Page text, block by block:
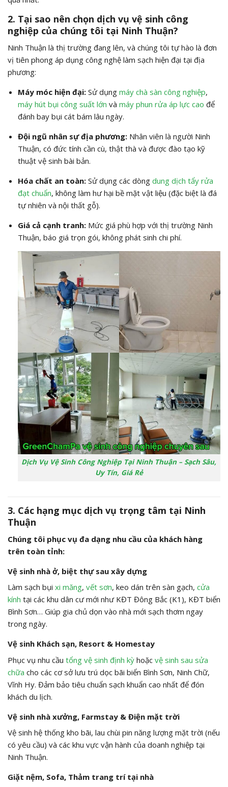
2. Tại sao nên chọn dịch vụ vệ sinh công
nghiệp của chúng tôi tại Ninh Thuận?
Ninh Thuận là thị trường đang lên, và chúng tôi tự hào là đơn
vị tiên phong áp dụng công nghệ làm sạch hiện đại tại địa
phương:
Máy móc hiện đại:Sử dụng máy chà sàn công nghiệp,
máy hút bụi công suất lớn và máy phun rửa áp lực cao để
đánh bay bụi cát bám lâu ngày.
Đội ngũ nhân sự địa phương:Nhân viên là người Ninh
Thuận, có đức tính cần cù, thật thà và được đào tạo kỹ
thuật vệ sinh bài bản.
Hóa chất an toàn:Sử dụng các dòng dung dịch tẩy rửa
đạt chuẩn, không làm hư hại bề mặt vật liệu (đặc biệt là đá
tự nhiên và nội thất gỗ).
Giá cả cạnh tranh:Mức giá phù hợp với thị trường Ninh
Thuận, báo giá trọn gói, không phát sinh chi phí.
Dịch Vụ Vệ Sinh Công Nghiệp Tại Ninh Thuận – Sạch Sâu,
Uy Tín, Giá Rẻ
3. Các hạng mục dịch vụ trọng tâm tại Ninh
Thuận
Chúng tôi phục vụ đa dạng nhu cầu của khách hàng
trên toàn tỉnh:
Vệ sinh nhà ở, biệt thự sau xây dựng
Làm sạch bụi xi măng, vết sơn, keo dán trên sàn gạch, cửa
kính tại các khu dân cư mới như KĐT Đông Bắc (K1), KĐT biển
Bình Sơn… Giúp gia chủ dọn vào nhà mới sạch thơm ngay
trong ngày.
Vệ sinh Khách sạn, Resort & Homestay
Phục vụ nhu cầu tổng vệ sinh định kỳ hoặc vệ sinh sau sửa
chữa cho các cơ sở lưu trú dọc bãi biển Bình Sơn, Ninh Chữ,
Vĩnh Hy. Đảm bảo tiêu chuẩn sạch khuẩn cao nhất để đón
khách du lịch.
Vệ sinh nhà xưởng, Farmstay & Điện mặt trời
Vệ sinh hệ thống kho bãi, lau chùi pin năng lượng mặt trời (nếu
có yêu cầu) và các khu vực vận hành của doanh nghiệp tại
Ninh Thuận.
Giặt nệm, Sofa, Thảm trang trí tại nhà